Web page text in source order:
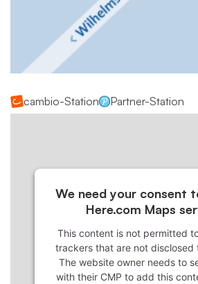
cambio-Station Partner-Station
We need your consent
Here.com Maps
This content is not permitted
trackers that are not disclosed
The website owner needs to
with their CMP to add this